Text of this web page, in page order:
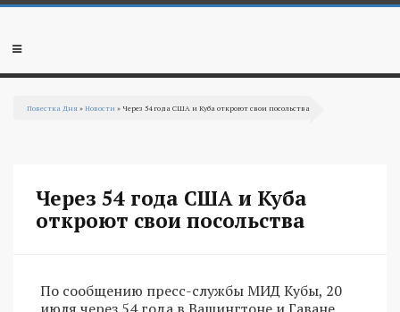
Перейти к основному содержанию
Мобильное
Повестка Дня »Новости » Через 54 года США и Куба откроют свои посольства
Через 54 года США и Куба
откроют свои посольства
По сообщению пресс-службы МИД Кубы, 20